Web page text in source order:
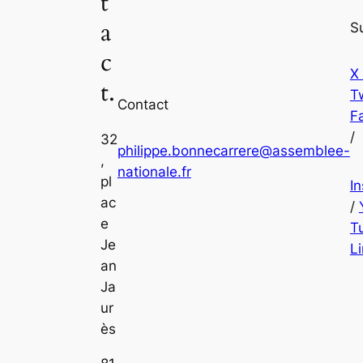
a
c
t.
32
,
pl
ac
e
Je
an
Ja
ur
ès
Contact
philippe.bonnecarrere@assemblee-
nationale.fr
X
/
/